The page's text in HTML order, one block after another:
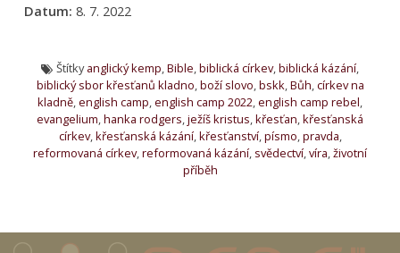
Datum: 8. 7. 2022
Štítkyanglický kemp,Bible,biblická církev,biblická kázání,
biblický sbor křesťanů kladno,boží slovo,bskk,Bůh,církev na
kladně,english camp,english camp 2022,english camp rebel,
evangelium,hanka rodgers,ježíš kristus,křesťan,křesťanská
církev,křesťanská kázání,křesťanství,písmo,pravda,
reformovaná církev,reformovaná kázání, svědectví,víra,životní
příběh